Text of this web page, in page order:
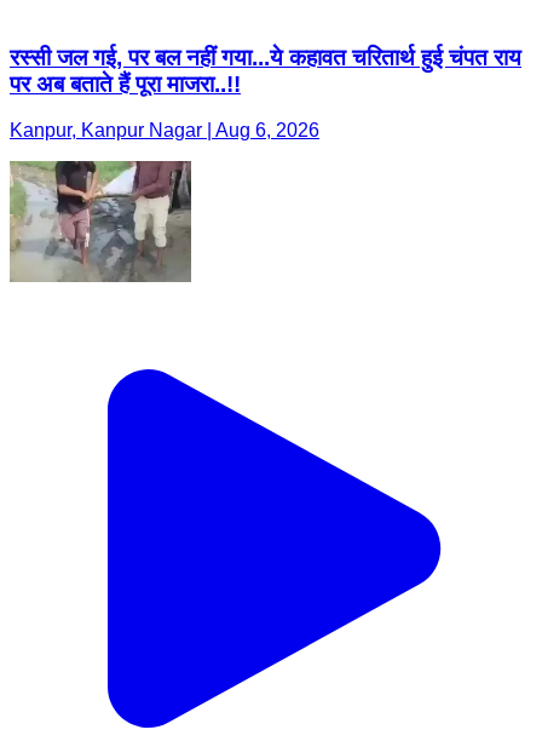
रस्सी जल गई, पर बल नहीं गया...ये कहावत चरितार्थ हुई चंपत राय
पर अब बताते हैं पूरा माजरा..!!
Kanpur, Kanpur Nagar | Aug 6, 2026